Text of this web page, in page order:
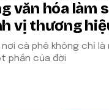
văn hóa làm
vị thương
nơi cà phê không chỉ
phần của đời